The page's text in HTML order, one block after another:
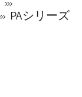
PAシリーズ